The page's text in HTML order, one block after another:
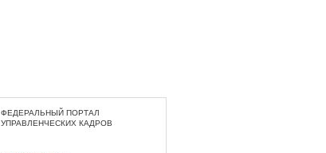
ФЕДЕРАЛЬНЫЙ ПОРТАЛ
УПРАВЛЕНЧЕСКИХ КАДРОВ